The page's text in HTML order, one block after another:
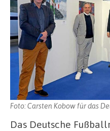
Foto: Carsten Kobow für das
Das Deutsche